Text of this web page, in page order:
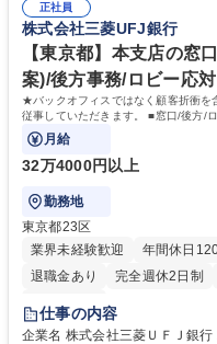
業務をお任せします。残業も基
を進めやすく定着率の高い環境です。 募集職種 東京【経理・
出社程度のリモート中心/残業
【働き方について】現在は週4
ライフバランスを重視する方に
談可）。【求める人物像】幅
社内外と円滑にコミュニケーシ
歴・資格 学歴：大学院 大学 高
正社員
株式会社三菱UFJ銀行
【東京都】本支店の窓
案)/後方事務/ロビー応
★バックオフィスではなく顧客折衝
従事していただきます。 ■窓口/後方/
客様対応
月給
32万4000円以上
勤務地
東京都23区
業界未経験歓迎
年間休日
退職金あり
完全週休2日制
土日祝休み
仕事の内容
企業名 株式会社三菱ＵＦＪ銀行 求人名 【東京都】本支店の窓口業務(事務